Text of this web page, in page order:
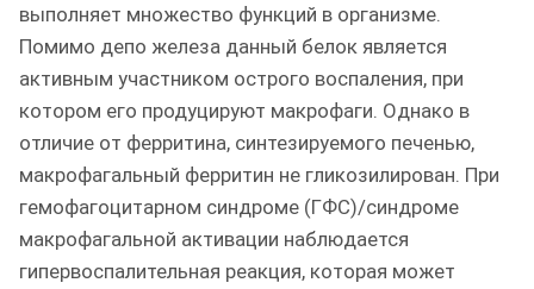
выполняет множество функций в организме.
Помимо депо железа данный белок является
активным участником острого воспаления, при
котором его продуцируют макрофаги. Однако в
отличие от ферритина, синтезируемого печенью,
макрофагальный ферритин не гликозилирован. При
гемофагоцитарном синдроме (ГФС)/синдроме
макрофагальной активации наблюдается
гипервоспалительная реакция, которая может